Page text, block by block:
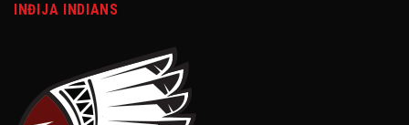
INĐIJA INDIANS